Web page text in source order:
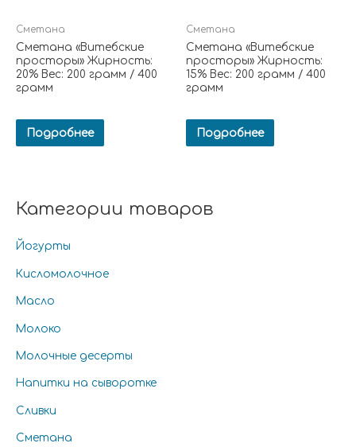
Категории товаров
Йогурты
Кисломолочное
Масло
Молоко
Молочные десерты
Напитки на сыворотке
Сливки
Сметана
Сметана
Сметана «Витебские
просторы» Жирность:
20% Вес: 200 грамм / 400
грамм
Подробнее
Сметана
Сметана «Витебские
просторы» Жирность:
15% Вес: 200 грамм / 400
грамм
Подробнее